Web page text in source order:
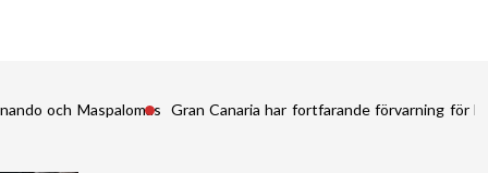
och Maspalomas Gran Canaria har fortfarande förvarning för